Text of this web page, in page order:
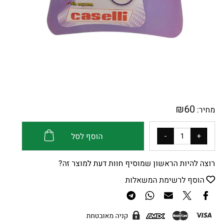
מחיר: ₪60
הוסף לסל
רוצה להיות הראשון שמוסיף חוות דעת למוצר זה?
הוסף לרשימת המשאלות